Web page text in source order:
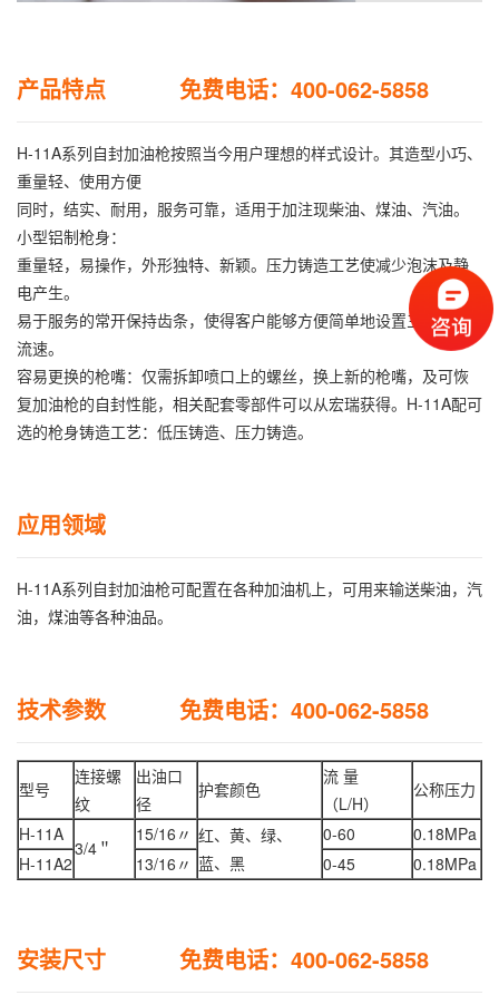
产品特点 免费电话：400-062-5858
H-11A系列自封加油枪按照当今用户理想的样式设计。其造型小巧、
重量轻、使用方便
同时，结实、耐用，服务可靠，适用于加注现柴油、煤油、汽油。
小型铝制枪身：
重量轻，易操作，外形独特、新颖。压力铸造工艺使减少泡沫及静
电产生。
易于服务的常开保持齿条，使得客户能够方便简单地设置三种不同
流速。
容易更换的枪嘴：仅需拆卸喷口上的螺丝，换上新的枪嘴，及可恢
复加油枪的自封性能，相关配套零部件可以从宏瑞获得。H-11A配可
选的枪身铸造工艺：低压铸造、压力铸造。
应用领域
H-11A系列自封加油枪可配置在各种加油机上，可用来输送柴油，汽
油，煤油等各种油品。
技术参数 免费电话：400-062-5858
型号
连接螺
纹
出油口
径
护套颜色
流 量
（L/H）
公称压力
H-11A
3/4＂
15/16〃 红、黄、绿、
蓝、黑
0-60
0.18MPa
H-11A2
13/16〃 0-45 0.18MPa
安装尺寸 免费电话：400-062-5858